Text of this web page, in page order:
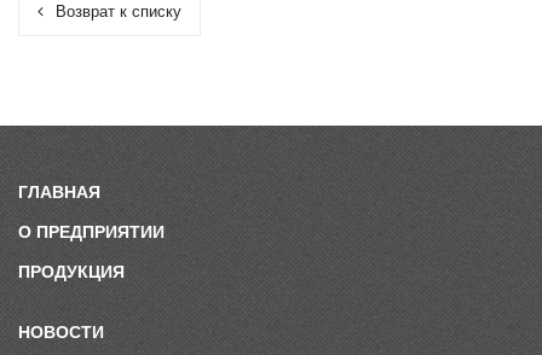
Возврат к списку
ГЛАВНАЯ
О ПРЕДПРИЯТИИ
ПРОДУКЦИЯ
НОВОСТИ